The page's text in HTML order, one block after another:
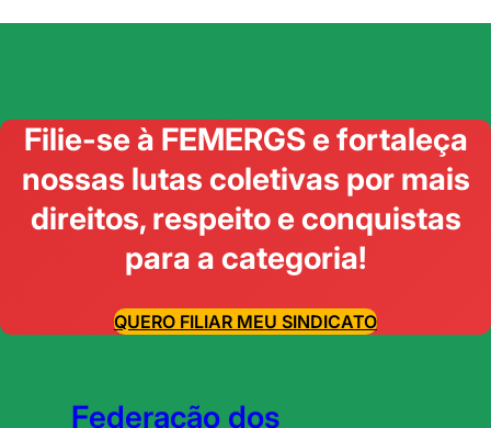
Filie-se à FEMERGS e fortaleça
nossas lutas coletivas por mais
direitos, respeito e conquistas
para a categoria!
QUERO FILIAR MEU SINDICATO
Federação dos